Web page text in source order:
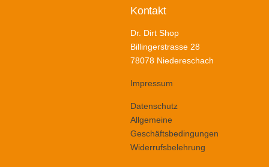
Kontakt
Dr. Dirt Shop
Billingerstrasse 28
78078 Niedereschach
Impressum
Datenschutz
Allgemeine
Geschäftsbedingungen
Widerrufsbelehrung